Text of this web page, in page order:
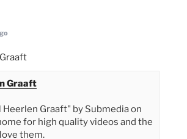
Graaft
Heerlen Graaft" by Submedia on
for high quality videos and the
them.